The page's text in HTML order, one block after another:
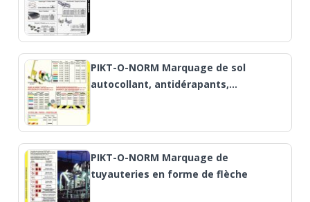
PIKT-O-NORM Marquage de sol
autocollant, antidérapants,…
PIKT-O-NORM Marquage de
tuyauteries en forme de flèche